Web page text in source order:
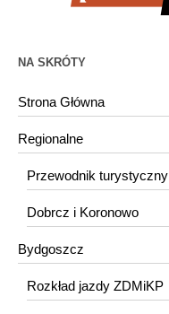
NA SKRÓTY
Strona Główna
Regionalne
Przewodnik turystyczny
Dobrcz i Koronowo
Bydgoszcz
Rozkład jazdy ZDMiKP